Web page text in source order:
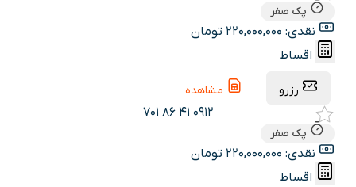
پک صفر
نقدی: 220,000,000 تومان
اقساط
رزرو مشاهده
0912 41 86 701
پک صفر
نقدی: 220,000,000 تومان
اقساط